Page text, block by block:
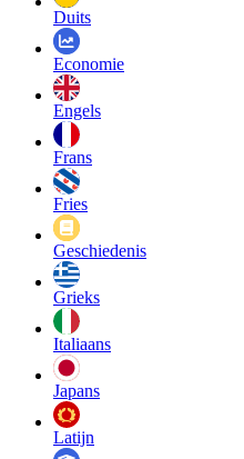
Duits
Economie
Engels
Frans
Fries
Geschiedenis
Grieks
Italiaans
Japans
Latijn